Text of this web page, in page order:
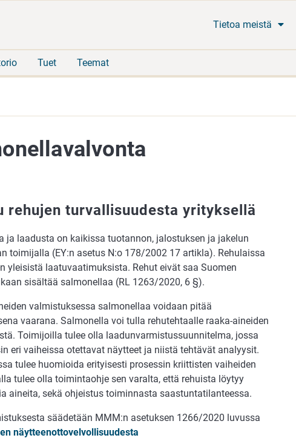
Tietoa meistä
Tuet Teemat
rehujen turvallisuudesta yrityksellä
ja laadusta on kaikissa tuotannon, jalostuksen ja jakelun
toimijalla (EY:n asetus N:o 178/2002 17 artikla). Rehulaissa
yleisistä laatuvaatimuksista. Rehut eivät saa Suomen
sisältää salmonellaa (RL 1263/2020, 6 §).
valmistuksessa salmonellaa voidaan pitää
vaarana. Salmonella voi tulla rehutehtaalle raaka-aineiden
Toimijoilla tulee olla laadunvarmistussuunnitelma, jossa
eri vaiheissa otettavat näytteet ja niistä tehtävät analyysit.
tulee huomioida erityisesti prosessin kriittisten vaiheiden
tulee olla toimintaohje sen varalta, että rehuista löytyy
aineita, sekä ohjeistus toiminnasta saastuntatilanteessa.
säädetään MMM:n asetuksen 1266/2020 luvussa
näytteenottovelvollisuudesta